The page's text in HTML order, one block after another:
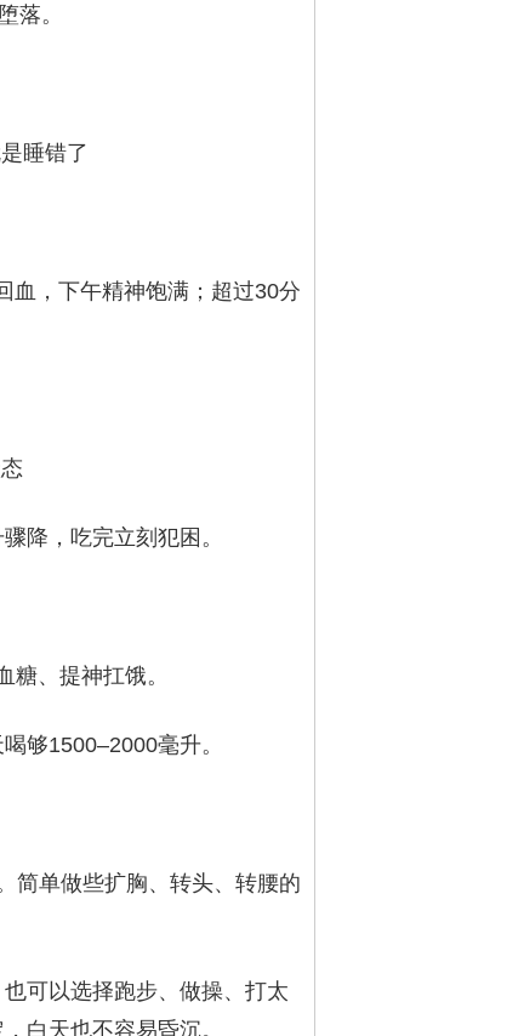
落。
睡错了
血，下午精神饱满；超过30分
降，吃完立刻犯困。
、提神扛饿。
够1500–2000毫升。
简单做些扩胸、转头、转腰的
可以选择跑步、做操、打太
白天也不容易昏沉。